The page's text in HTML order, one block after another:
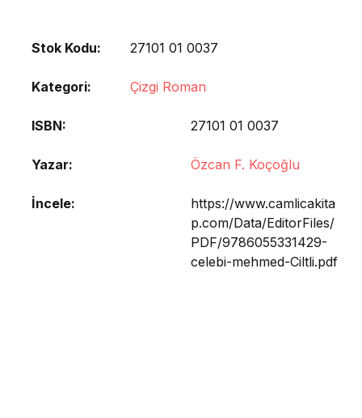
Stok Kodu: 27101 01 0037
Kategori: Çizgi Roman
ISBN 27101 01 0037
Yazar Özcan F. Koçoğlu
İncele
https://www.camlicakita
p.com/Data/EditorFiles/
PDF/9786055331429-
celebi-mehmed-Ciltli.pdf